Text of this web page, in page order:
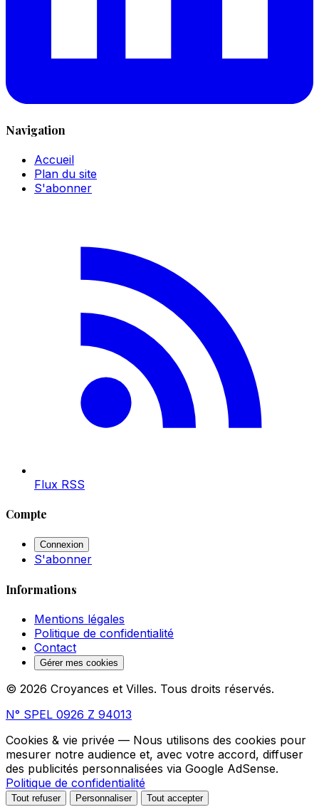
Navigation
Accueil
Plan du site
S'abonner
Flux RSS
Compte
Connexion
S'abonner
Informations
Mentions légales
Politique de confidentialité
Contact
Gérer mes cookies
© 2026 Croyances et Villes. Tous droits réservés.
N° SPEL 0926 Z 94013
Cookies & vie privée — Nous utilisons des cookies pour
mesurer notre audience et, avec votre accord, diffuser
des publicités personnalisées via Google AdSense.
Politique de confidentialité
Tout refuser Personnaliser Tout accepter